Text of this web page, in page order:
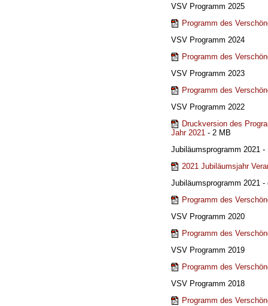
VSV Programm 2025
Programm des
VSV Programm 2024
Programm des
VSV Programm 2023
Programm des
VSV Programm 2022
Druckversion des
Jahr 2021- 2 MB
Jubiläumsprogramm 2021 -
2021 Jubiläumsjahr
Jubiläumsprogramm 2021
Programm des
VSV Programm 2020
Programm des
VSV Programm 2019
Programm des
VSV Programm 2018
Programm des